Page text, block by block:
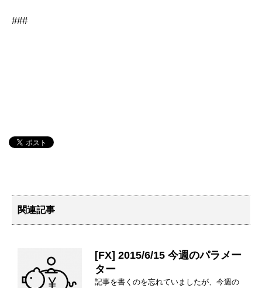
###
関連記事
[FX] 2015/6/15 今週のパラメー
ター
記事を書くのを忘れていましたが、今週の